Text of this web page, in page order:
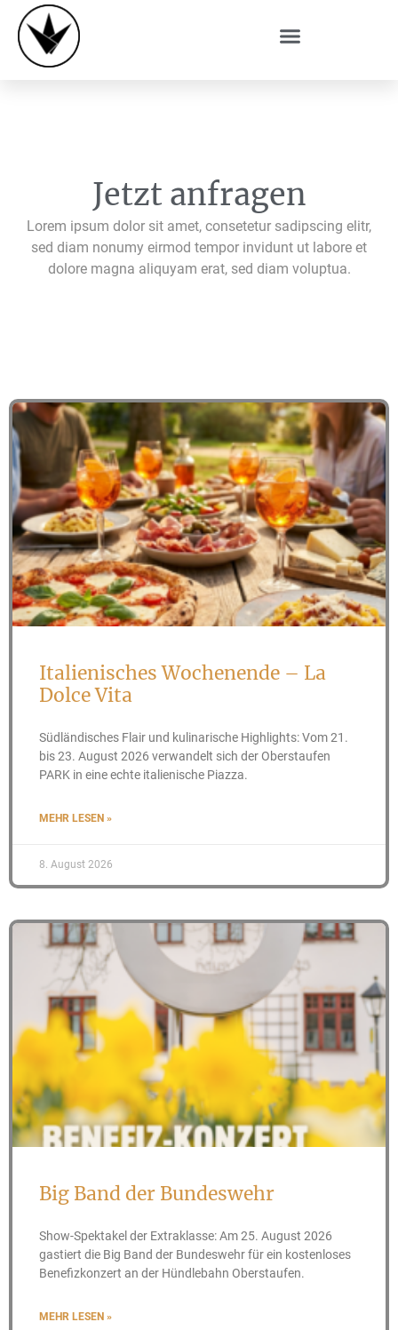
Jetzt anfragen
Lorem ipsum dolor sit amet, consetetur sadipscing elitr,
sed diam nonumy eirmod tempor invidunt ut labore et
dolore magna aliquyam erat, sed diam voluptua.
Italienisches Wochenende – La
Dolce Vita
Südländisches Flair und kulinarische Highlights: Vom 21.
bis 23. August 2026 verwandelt sich der Oberstaufen
PARK in eine echte italienische Piazza.
MEHR LESEN »
8. August 2026
Big Band der Bundeswehr
Show-Spektakel der Extraklasse: Am 25. August 2026
gastiert die Big Band der Bundeswehr für ein kostenloses
Benefizkonzert an der Hündlebahn Oberstaufen.
MEHR LESEN »